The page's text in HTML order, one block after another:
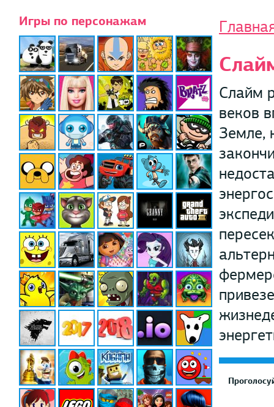
Игры по персонажам
Слайм
веков
Земле,